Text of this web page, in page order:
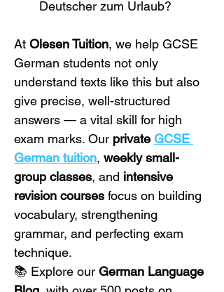
Deutscher zum Urlaub?
At Olesen Tuition, we help GCSE
German students not only
understand texts like this but also
give precise, well-structured
answers — a vital skill for high
exam marks. Our private GCSE
German tuition, weekly small-
group classes, and intensive
revision courses focus on building
vocabulary, strengthening
grammar, and perfecting exam
technique.
📚 Explore our German Language